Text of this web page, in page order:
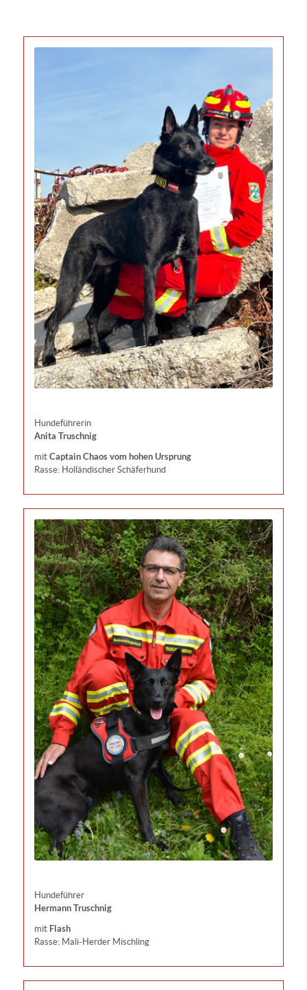
Hundeführerin
Anita Truschnig
mit Captain Chaos vom hohen Ursprung
Rasse: Holländischer Schäferhund
Hundeführer
Hermann Truschnig
mit Flash
Rasse: Mali-Herder Mischling